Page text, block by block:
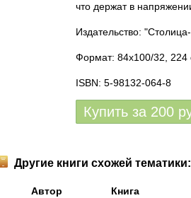
что держат в
Издательство:
Формат: 84x100/32, 224
ISBN: 5-98132-064-8
Купить за 200
Другие книги схожей тематики:
Автор Книга